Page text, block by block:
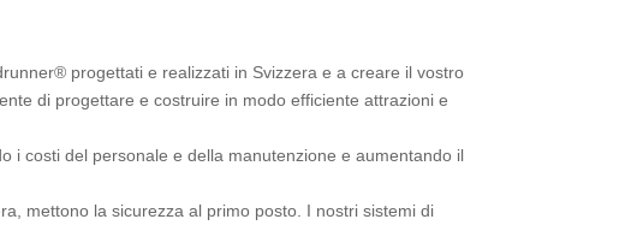
progettati e realizzati in Svizzera e a creare il vostro
di progettare e costruire in modo efficiente attrazioni e
i costi del personale e della manutenzione e aumentando il
mettono la sicurezza al primo posto. I nostri sistemi di